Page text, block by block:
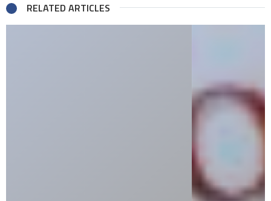
RELATED ARTICLES